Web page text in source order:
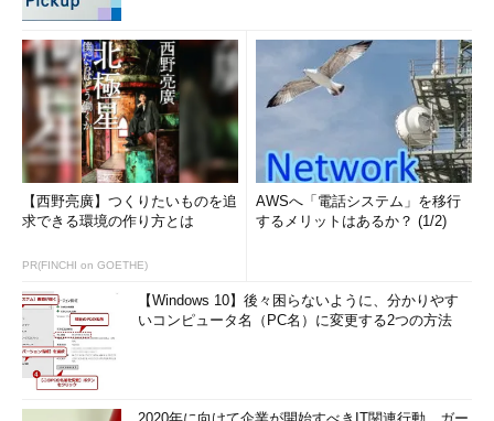
【西野亮廣】つくりたいものを追
求できる環境の作り方とは
PR(FINCHI on GOETHE)
AWSへ「電話システム」を移行
するメリットはあるか？ (1/2)
【Windows 10】後々困らないように、分かりやす
いコンピュータ名（PC名）に変更する2つの方法